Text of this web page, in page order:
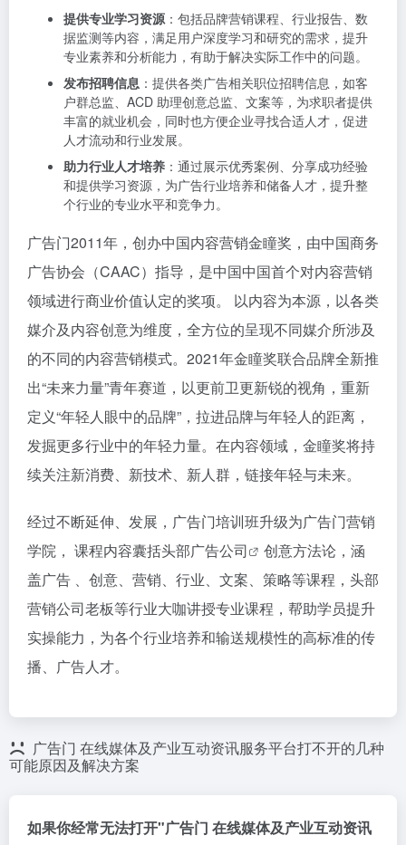
提供专业学习资源：包括品牌营销课程、行业报告、数
据监测等内容，满足用户深度学习和研究的需求，提升
专业素养和分析能力，有助于解决实际工作中的问题。
发布招聘信息 ：提供各类广告相关职位招聘信息，如客
户群总监、ACD 助理创意总监、文案等，为求职者提供
丰富的就业机会，同时也方便企业寻找合适人才，促进
人才流动和行业发展。
助力行业人才培养 ：通过展示优秀案例、分享成功经验
和提供学习资源，为广告行业培养和储备人才，提升整
个行业的专业水平和竞争力。
广告门2011年，创办中国内容营销金瞳奖，由中国商务
广告协会（CAAC）指导，是中国中国首个对内容营销
领域进行商业价值认定的奖项。 以内容为本源，以各类
媒介及内容创意为维度，全方位的呈现不同媒介所涉及
的不同的内容营销模式。2021年金瞳奖联合品牌全新推
出“未来力量”青年赛道，以更前卫更新锐的视角，重新
定义“年轻人眼中的品牌”，拉进品牌与年轻人的距离，
发掘更多行业中的年轻力量。在内容领域，金瞳奖将持
续关注新消费、新技术、新人群，链接年轻与未来。
经过不断延伸、发展，广告门培训班升级为广告门营销
学院， 课程内容囊括头部广告公司
创意方法论，涵
盖广告 、创意、营销、行业、文案、策略等课程，头部
营销公司老板等行业大咖讲授专业课程，帮助学员提升
实操能力，为各个行业培养和输送规模性的高标准的传
播、广告人才。
广告门 在线媒体及产业互动资讯服务平台打不开的几种
可能原因及解决方案
如果你经常无法打开"广告门 在线媒体及产业互动资讯